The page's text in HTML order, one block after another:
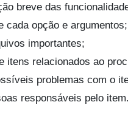
breve das
cada opção e argumentos;
importantes;
itens relacionados ao
problemas com o
responsáveis pelo